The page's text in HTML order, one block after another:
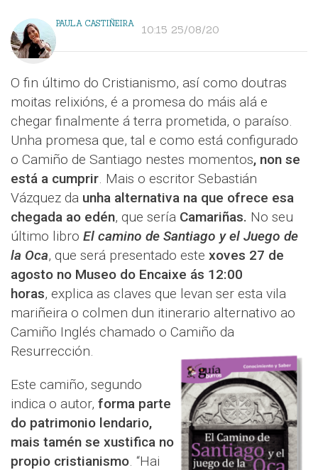
PAULA CASTIÑEIRA 10:15 25/08/20
O fin último do Cristianismo, así como doutras
moitas relixións, é a promesa do máis alá e
chegar finalmente á terra prometida, o paraíso.
Unha promesa que, tal e como está configurado
o Camiño de Santiago nestes momentos, non se
está a cumprir . Mais o escritor Sebastián
Vázquez da unha alternativa na que ofrece esa
chegada ao edén, que sería Camariñas. No seu
último libro El camino de Santiago y el Juego de
la Oca, que será presentado este xoves 27 de
agosto no Museo do Encaixe ás 12:00
horas, explica as claves que levan ser esta vila
mariñeira o colmen dun itinerario alternativo ao
Camiño Inglés chamado o Camiño da
Resurrección.
Este camiño, segundo
indica o autor, forma parte
do patrimonio lendario,
mais tamén se xustifica no
propio cristianismo . “Hai